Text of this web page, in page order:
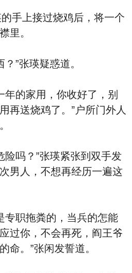
手上接过烧鸡后，将一个
里。
”张瑛疑惑道。
的家用，你收好了，别
再送烧鸡了。”户所门外人
吗？”张瑛紧张到双手发
男人，不想再经历一遍这
职拖粪的，当兵的怎能
过你，不会再死，阎王爷
命。”张闲发誓道。